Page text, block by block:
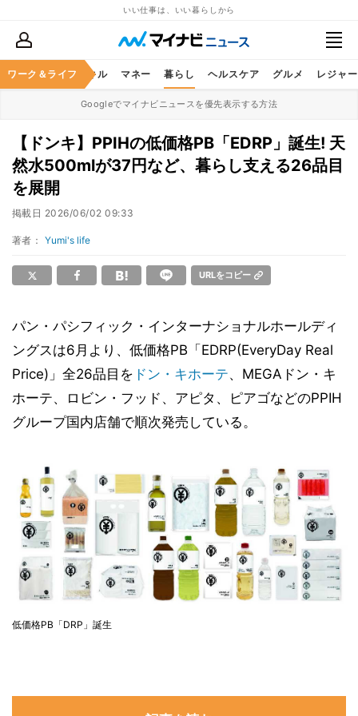
いい仕事は、いい暮らしから
ワーク＆ライフ
ア ビジネススキル マネー 暮らし ヘルスケア グルメ レジャー
Googleでマイナビニュースを優先表示する方法
【ドンキ】PPIHの低価格PB「EDRP」誕生! 天
然水500mlが37円など、暮らし支える26品目
を展開
掲載日 2026/06/02 09:33
著者： Yumi's life
URLをコピー
パン・パシフィック・インターナショナルホールディ
ングスは6月より、低価格PB「EDRP(EveryDay Real
Price)」全26品目を ドン・キホーテ、MEGAドン・キ
ホーテ、ロビン・フッド、アピタ、ピアゴなどのPPIH
グループ国内店舗で順次発売している。
低価格PB「DRP」誕生